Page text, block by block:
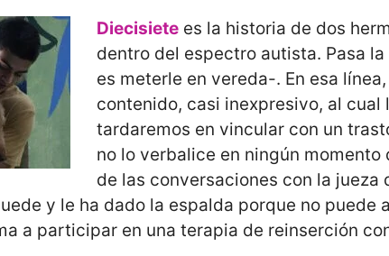
Diecisietees la historia de dos
dentro del espectro autista. Pasa
es meterle en vereda-. En esa
contenido, casi inexpresivo, al
tardaremos en vincular con un
no lo verbalice en ningún
de las conversaciones con la
y le ha dado la espalda porque no puede
a participar en una terapia de reinserción